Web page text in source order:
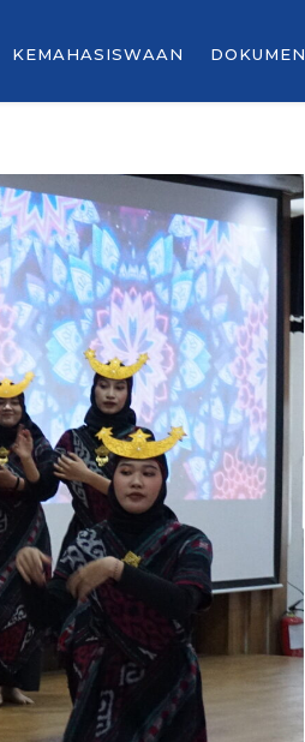
KEMAHASISWAAN DOKUMEN